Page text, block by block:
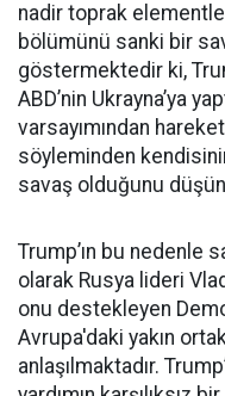
nadir toprak
bölümünü sanki bir
göstermektedir ki,
ABD’nin Ukrayna’ya
varsayımından
söyleminden
savaş olduğunu
Trump’ın bu nedenle
olarak Rusya lideri
onu destekleyen
Avrupa'daki yakın
anlaşılmaktadır.